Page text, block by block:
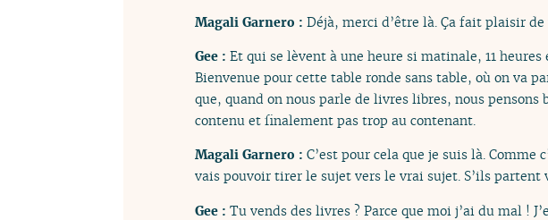
Magali Garnero : Déjà, merci d’être là. Ça fait plaisir
Gee : Et qui se lèvent à une heure si matinale, 11
Bienvenue pour cette table ronde sans table, où on va
que, quand on nous parle de livres libres, nous pensons
contenu et finalement pas trop au contenant.
Magali Garnero : C’est pour cela que je suis là.
vais pouvoir tirer le sujet vers le vrai sujet. S’ils
Gee : Tu vends des livres ? Parce que moi j’ai du mal !